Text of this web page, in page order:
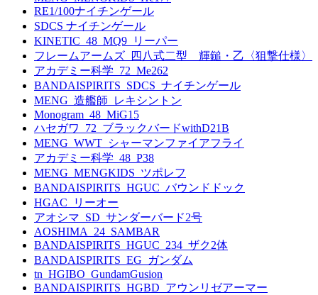
RE1/100ナイチンゲール
SDCS ナイチンゲール
KINETIC_48_MQ9_リーパー
フレームアームズ_四八式二型 輝鎚・乙〈狙撃仕様〉
アカデミー科学_72_Me262
BANDAISPIRITS_SDCS_ナイチンゲール
MENG_造艦師_レキシントン
Monogram_48_MiG15
ハセガワ_72_ブラックバードwithD21B
MENG_WWT_シャーマンファイアフライ
アカデミー科学_48_P38
MENG_MENGKIDS_ツポレフ
BANDAISPIRITS_HGUC_バウンドドック
HGAC_リーオー
アオシマ_SD_サンダーバード2号
AOSHIMA_24_SAMBAR
BANDAISPIRITS_HGUC_234_ザク2体
BANDAISPIRITS_EG_ガンダム
tn_HGIBO_GundamGusion
BANDAISPIRITS_HGBD_アウンリゼアーマー